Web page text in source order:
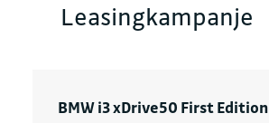
Leasingkampanje
BMW i3 xDrive50 First Edition